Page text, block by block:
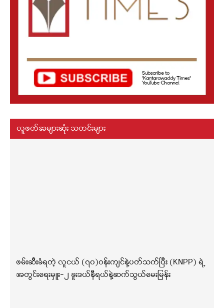
လူဖတ်အများဆုံး သတင်းများ
ဖမ်းဆီးခံရတဲ့ လူငယ် (၇၀)ဝန်းကျင်နဲ့ပတ်သက်ပြီး (KNPP) ရဲ့
အတွင်းရေးမှူး-၂ ခူးဒယ်နီရယ်နဲ့ဆက်သွယ်မေးမြန်း